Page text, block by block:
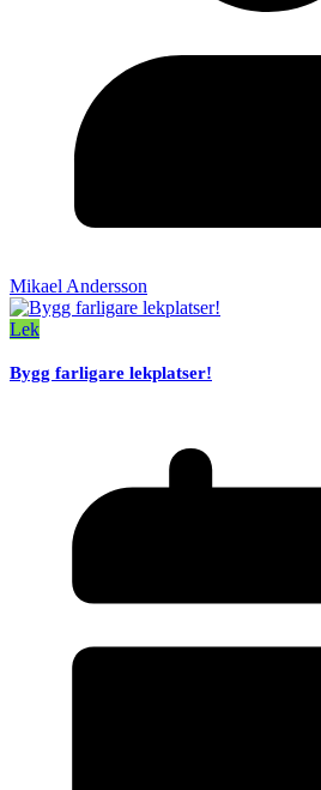
Mikael Andersson
Lek
Bygg farligare lekplatser!